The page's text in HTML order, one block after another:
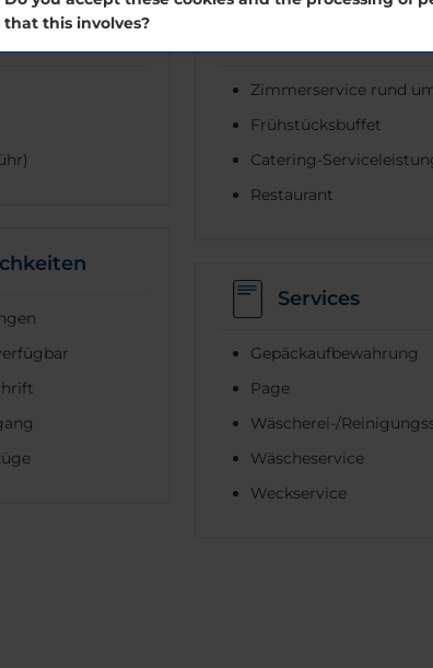
Zimmerservice rund
Frühstücksbuffet
Catering-
Restaurant
Services
Gepäckaufbewahrung
Page
Wäscherei-/
Wäscheservice
Weckservice
that this involves?